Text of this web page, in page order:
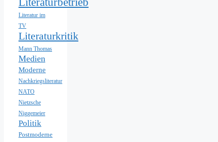
Literatur im
TV
Literaturkritik
Mann Thomas
Medien
Moderne
Nachkriegsliteratur
NATO
Nietzsche
Niggemeier
Politik
Postmoderne